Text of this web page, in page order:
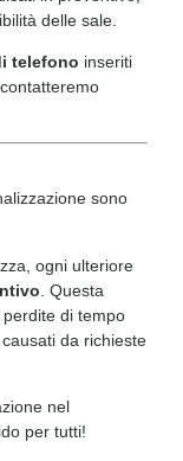
delle sale.
telefono inseriti
sono
ogni ulteriore
. Questa
di tempo
da richieste
nel
per tutti!